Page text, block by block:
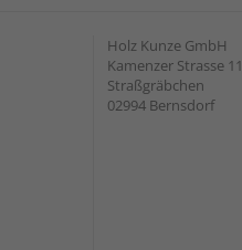
Holz Kunze GmbH
Kamenzer Strasse 11
Straßgräbchen
02994 Bernsdorf